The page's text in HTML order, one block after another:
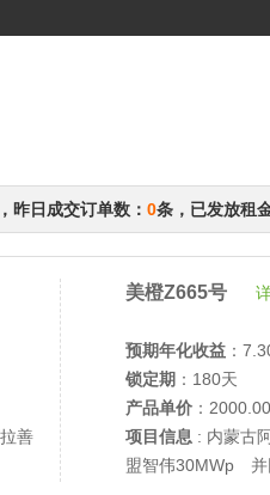
昨日成交订单数： 0条，已发放租
善
美橙Z665号
预期年化收益 ：
锁定期 ：180天
产品单价 ：
项目信息 : 内蒙古
盟智伟30MWp 并